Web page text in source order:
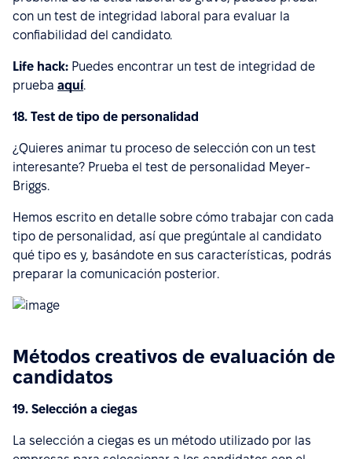
con un test de integridad laboral para evaluar la
confiabilidad del candidato.
Life hack: Puedes encontrar un test de integridad de
prueba aquí.
18. Test de tipo de personalidad
¿Quieres animar tu proceso de selección con un test
interesante? Prueba el test de personalidad Meyer-
Briggs.
Hemos escrito en detalle sobre cómo trabajar con cada
tipo de personalidad, así que pregúntale al candidato
qué tipo es y, basándote en sus características, podrás
preparar la comunicación posterior.
Métodos creativos de evaluación de
candidatos
19. Selección a ciegas
La selección a ciegas es un método utilizado por las